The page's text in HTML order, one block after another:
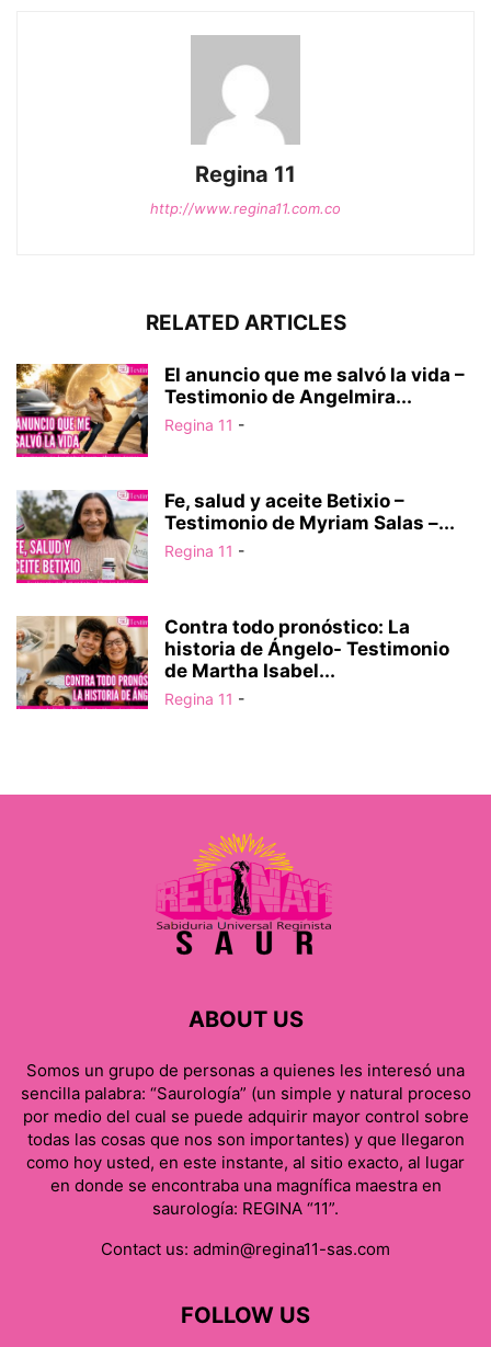
Regina 11
http://www.regina11.com.co
RELATED ARTICLES
El anuncio que me salvó la vida –
Testimonio de Angelmira...
Regina 11 -
Fe, salud y aceite Betixio –
Testimonio de Myriam Salas –...
Regina 11 -
Contra todo pronóstico: La
historia de Ángelo- Testimonio
de Martha Isabel...
Regina 11 -
ABOUT US
Somos un grupo de personas a quienes les interesó una
sencilla palabra: “Saurología” (un simple y natural proceso
por medio del cual se puede adquirir mayor control sobre
todas las cosas que nos son importantes) y que llegaron
como hoy usted, en este instante, al sitio exacto, al lugar
en donde se encontraba una magnífica maestra en
saurología: REGINA “11”.
Contact us: admin@regina11-sas.com
FOLLOW US